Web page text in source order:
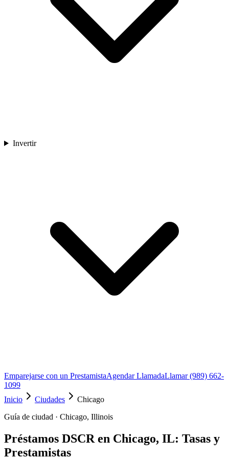
Invertir
Emparejarse con un PrestamistaAgendar LlamadaLlamar (989) 662-
1099
Inicio
Ciudades
Chicago
Guía de ciudad · Chicago, Illinois
Préstamos DSCR en Chicago, IL: Tasas y
Prestamistas